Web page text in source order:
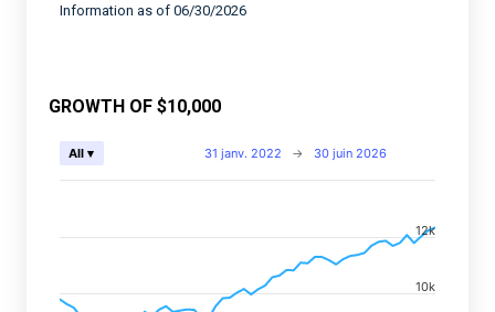
Information as of 06/30/2026
GROWTH OF $10,000
Chart
The chart has 2 X axes displaying Time, and
The chart has 2 Y axes displaying values, and
31 janv. 2022 → 30 juin 2026
All ▾
10k
12k